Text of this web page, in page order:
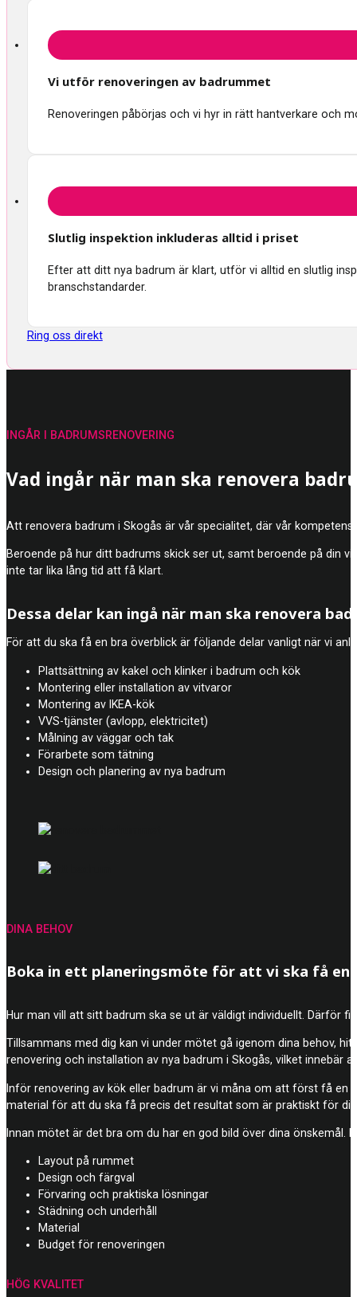
Vi utför renoveringen av badrummet
Renoveringen påbörjas och vi hyr in rätt hantverkare och
Slutlig inspektion inkluderas alltid i priset
Efter att ditt nya badrum är klart, utför vi alltid en slutlig
branschstandarder.
Ring oss direkt
Vad ingår när man ska renovera
Att renovera badrum i Skogås är vår specialitet, där vår
Beroende på hur ditt badrums skick ser ut, samt beroende på din
inte tar lika lång tid att få klart.
INGÅR I BADRUMSRENOVERING
Dessa delar kan ingå när man ska renovera
För att du ska få en bra överblick är följande delar vanligt när vi
Plattsättning av kakel och klinker i badrum och kök
Montering eller installation av vitvaror
Montering av IKEA-kök
VVS-tjänster (avlopp, elektricitet)
Målning av väggar och tak
Förarbete som tätning
Design och planering av nya badrum
Boka in ett planeringsmöte för att vi ska få en
Hur man vill att sitt badrum ska se ut är väldigt individuellt. Därför
Tillsammans med dig kan vi under mötet gå igenom dina behov,
renovering och installation av nya badrum i Skogås, vilket innebär
Inför renovering av kök eller badrum är vi måna om att först få
material för att du ska få precis det resultat som är praktiskt för
Innan mötet är det bra om du har en god bild över dina
Layout på rummet
Design och färgval
Förvaring och praktiska lösningar
Städning och underhåll
Material
Budget för renoveringen
DINA BEHOV
HÖG KVALITET